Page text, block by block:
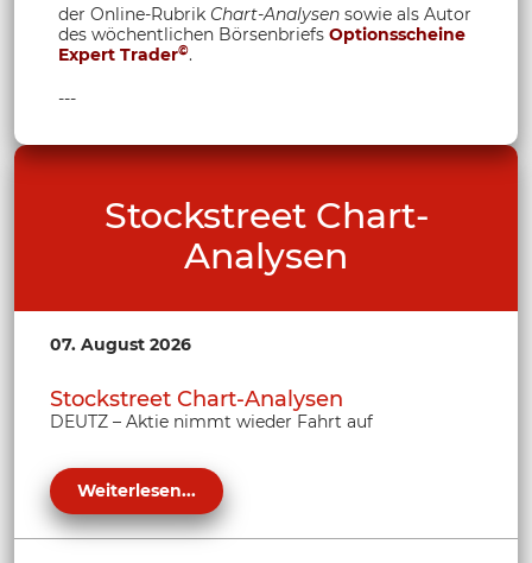
der Online-Rubrik Chart-Analysen sowie als Autor
des wöchentlichen Börsenbriefs Optionsscheine
Expert Trader©.
---
Stockstreet Chart-
Analysen
07. August 2026
Stockstreet Chart-Analysen
DEUTZ – Aktie nimmt wieder Fahrt auf
Weiterlesen...